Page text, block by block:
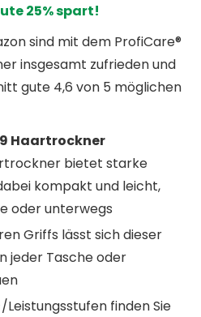
25% spart!
sind mit dem ProfiCare®
insgesamt zufrieden und
gute 4,6 von 5 möglichen
Haartrockner
bietet starke
kompakt und leicht,
oder unterwegs
Griffs lässt sich dieser
jeder Tasche oder
finden Sie